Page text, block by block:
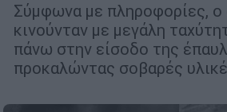
Σύμφωνα με πληροφορίες, ο
κινούνταν με μεγάλη
πάνω στην είσοδο της
προκαλώντας σοβαρές